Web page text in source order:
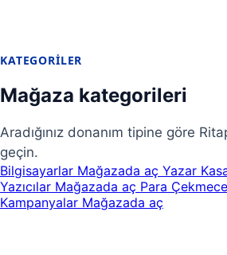
KATEGORILER
Mağaza kategorileri
Aradığınız donanım tipine göre
geçin.
Bilgisayarlar Mağazada aç Yazar
Yazıcılar Mağazada aç Para
Kampanyalar Mağazada aç